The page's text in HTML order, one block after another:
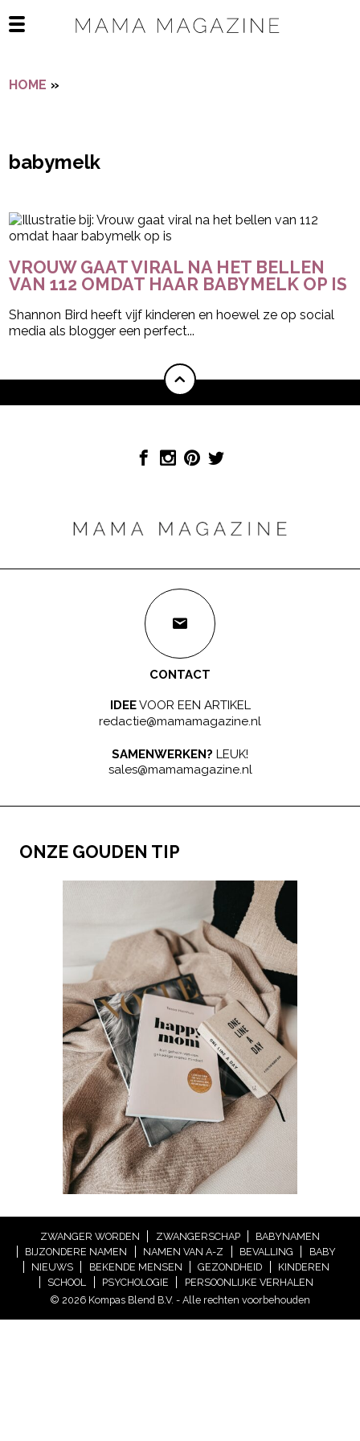
Open het mobiele menu
HOME »
babymelk
VROUW GAAT VIRAL NA HET BELLEN
VAN 112 OMDAT HAAR BABYMELK OP IS
Shannon Bird heeft vijf kinderen en hoewel ze op social
media als blogger een perfect...
CONTACT
IDEEVOOR EEN ARTIKEL
redactie@mamamagazine.nl
SAMENWERKEN? LEUK!
sales@mamamagazine.nl
ONZE GOUDEN TIP
ZWANGER WORDEN ZWANGERSCHAP
BABYNAMEN
BIJZONDERE NAMEN
NAMEN VAN A-Z BEVALLING
BABY
NIEUWS
BEKENDE MENSEN GEZONDHEID
KINDEREN
SCHOOL
PSYCHOLOGIE
PERSOONLIJKE VERHALEN
© 2026 Kompas Blend B.V. - Alle rechten voorbehouden